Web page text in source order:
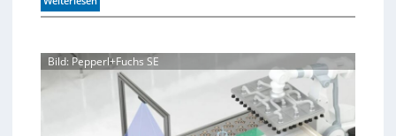
a
P
z
Bild: Pepperl+Fuchs SE